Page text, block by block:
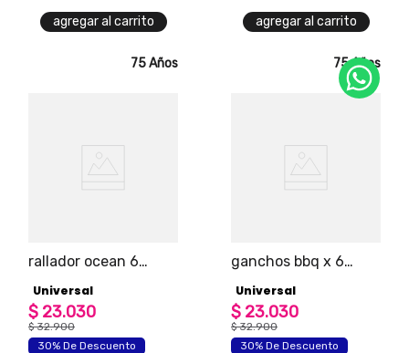
agregar al carrito agregar al carrito
75 Años
rallador ocean 6
Universal
$ 23.030
$ 32.900
30% De Descuento
75 Años
ganchos bbq x 6
Universal
$ 23.030
$ 32.900
30% De Descuento